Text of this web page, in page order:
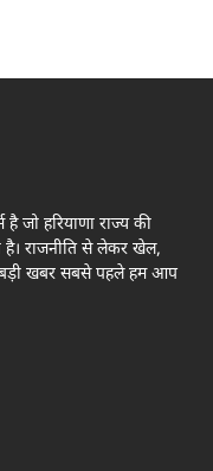
जो हरियाणा राज्य की
राजनीति से लेकर खेल,
बड़ी खबर सबसे पहले हम आप